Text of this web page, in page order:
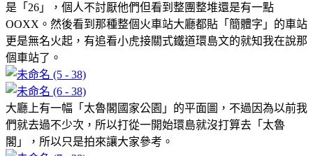
是「26」，個人不討厭他們但看到整團整堆還是有一點
OOXX。然後看到那種整個火車站大廳都貼「簡體字」的車站
更是無名火起，有追看小虎接關式鐵道環島文的就知我在說那
個車站了。
大廳上有一幅「太魯閣國家公園」的平面圖，不過因為以前我
們就去過不少次，所以打從一開始環島就沒打算去「太魯
閣」，所以只是拍來讓大家參考。